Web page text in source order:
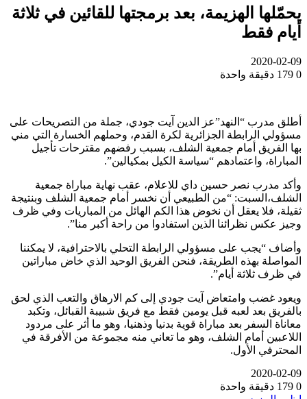
يحمّلها الهزيمة، بعد برمجتها للقائين في ثلاثة
أيام فقط
2020-02-09
0
دقيقة واحدة
أطلق مدرب “النهد”عز الدين آيت جودي، جملة من التصريحات على
مسؤولي الرابطة الجزائرية لكرة القدم، وحملهم الخسارة التي مني
بها الفريق أمام جمعية الشلف، بسبب رفضهم مقترحات تأجيل
المباراة، واعتمادهم “سياسة الكيل بمكيالين”.
وأكد مدرب نصر حسين داي للاعلام، عقب نهاية مباراة جمعية
الشلف،السبت: “من الطبيعي أن نخسر أمام جمعية الشلف وبنتيجة
ثقيلة، فلا يعقل أن نخوض هذا الكم الهائل من المباريات وفي ظرف
وجيز عكس نظرائنا الذين استفادوا من راحة أكبر منا”.
وأضاف “يجب على مسؤولي الرابطة التحلي بالاحترافية، لا يمكننا
المواصلة بهذه الطريقة، فنحن الفريق الوحيد الذي خاض مباراتين
في ظرف ثلاثة أيام”.
ويعود غضب وامتعاض آيت جودي إلى كم الارهاق والتعب الذي لحق
بالفريق بعد لعبه قبل يومين فقط مع فريق شبيبة القبائل، وتكبد
معاناة السفر بعد مباراة قوية بدنيا وذهنيا، وهو ما أثر على مردود
اللاعبين أمام الشلف، وهو ما تعاني منه مجموعة من الأفرقة في
المحترفي الأول.
2020-02-09
0
دقيقة واحدة